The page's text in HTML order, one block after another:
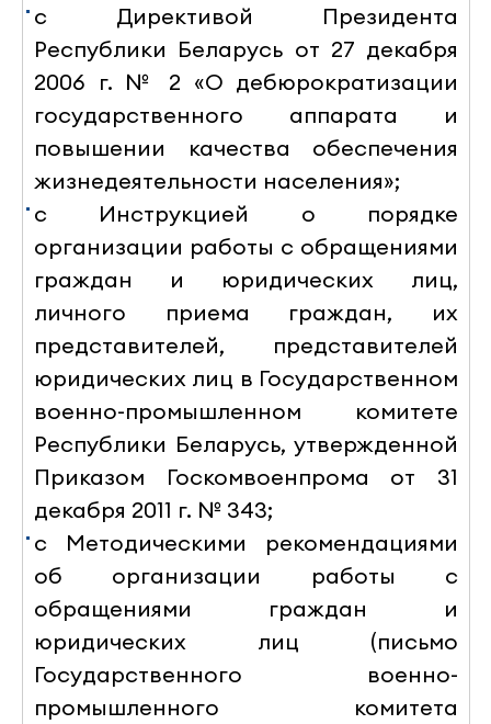
с Директивой Президента
Республики Беларусь от 27 декабря
2006 г. № 2 «О дебюрократизации
государственного аппарата и
повышении качества обеспечения
жизнедеятельности населения»;
с Инструкцией о порядке
организации работы с обращениями
граждан и юридических лиц,
личного приема граждан, их
представителей, представителей
юридических лиц в Государственном
военно-промышленном комитете
Республики Беларусь, утвержденной
Приказом Госкомвоенпрома от 31
декабря 2011 г. № 343;
с Методическими рекомендациями
об организации работы с
обращениями граждан и
юридических лиц (письмо
Государственного военно-
промышленного комитета